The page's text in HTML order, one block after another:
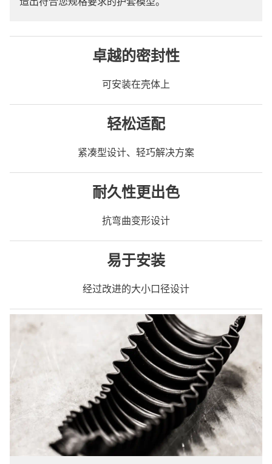
卓越的密封性
可安装在壳体上
轻松适配
紧凑型设计、轻巧解决方案
耐久性更出色
抗弯曲变形设计
易于安装
经过改进的大小口径设计